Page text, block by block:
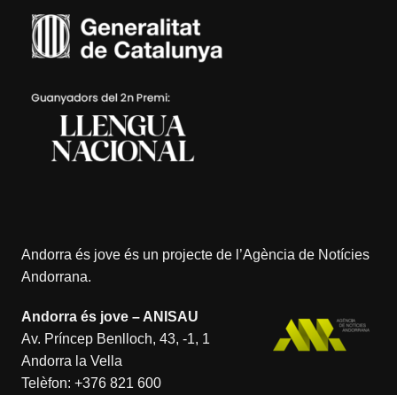
Andorra és jove és un projecte de l’Agència de Notícies
Andorrana.
Andorra és jove – ANISAU
Av. Príncep Benlloch, 43, -1, 1
Andorra la Vella
Telèfon: +376 821 600